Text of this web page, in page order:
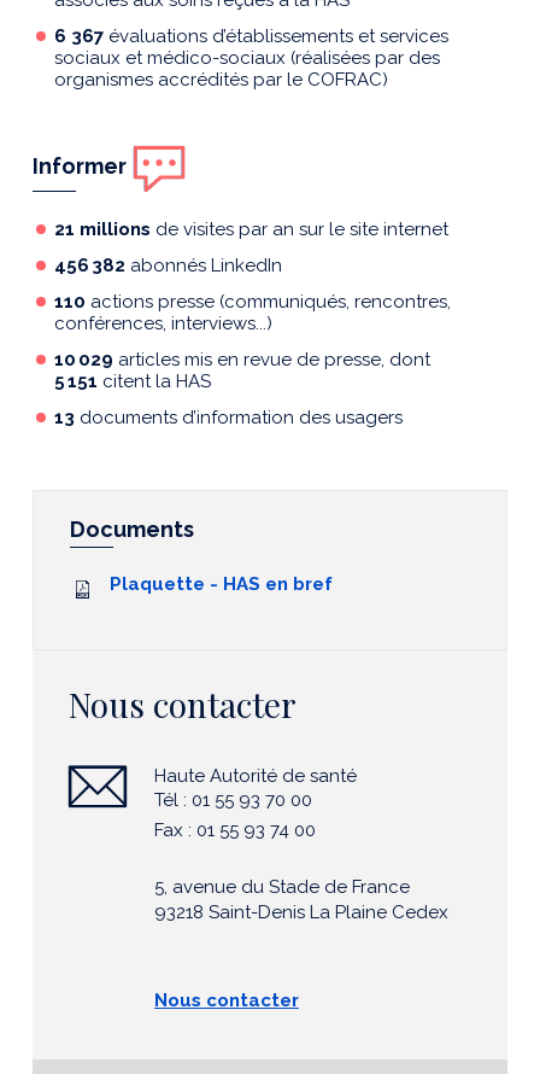
6 367 évaluations d’établissements et services
sociaux et médico-sociaux (réalisées par des
organismes accrédités par le COFRAC)
Informer
21 millions de visites par an sur le site internet
456 382 abonnés LinkedIn
110 actions presse (communiqués, rencontres,
conférences, interviews...)
10 029 articles mis en revue de presse, dont
5 151 citent la HAS
13 documents d’information des usagers
Documents
Plaquette - HAS en bref
Nous contacter
Haute Autorité de santé
Tél : 01 55 93 70 00
Fax : 01 55 93 74 00
5, avenue du Stade de France
93218 Saint-Denis La Plaine Cedex
Nous contacter